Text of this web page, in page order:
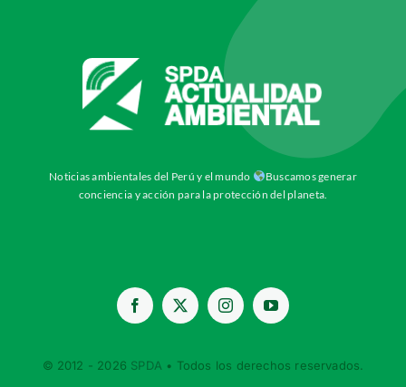
Noticias ambientales del Perú y el mundo
Buscamos generar
conciencia y acción para la protección del planeta.
© 2012 - 2026 SPDA • Todos los derechos reservados.